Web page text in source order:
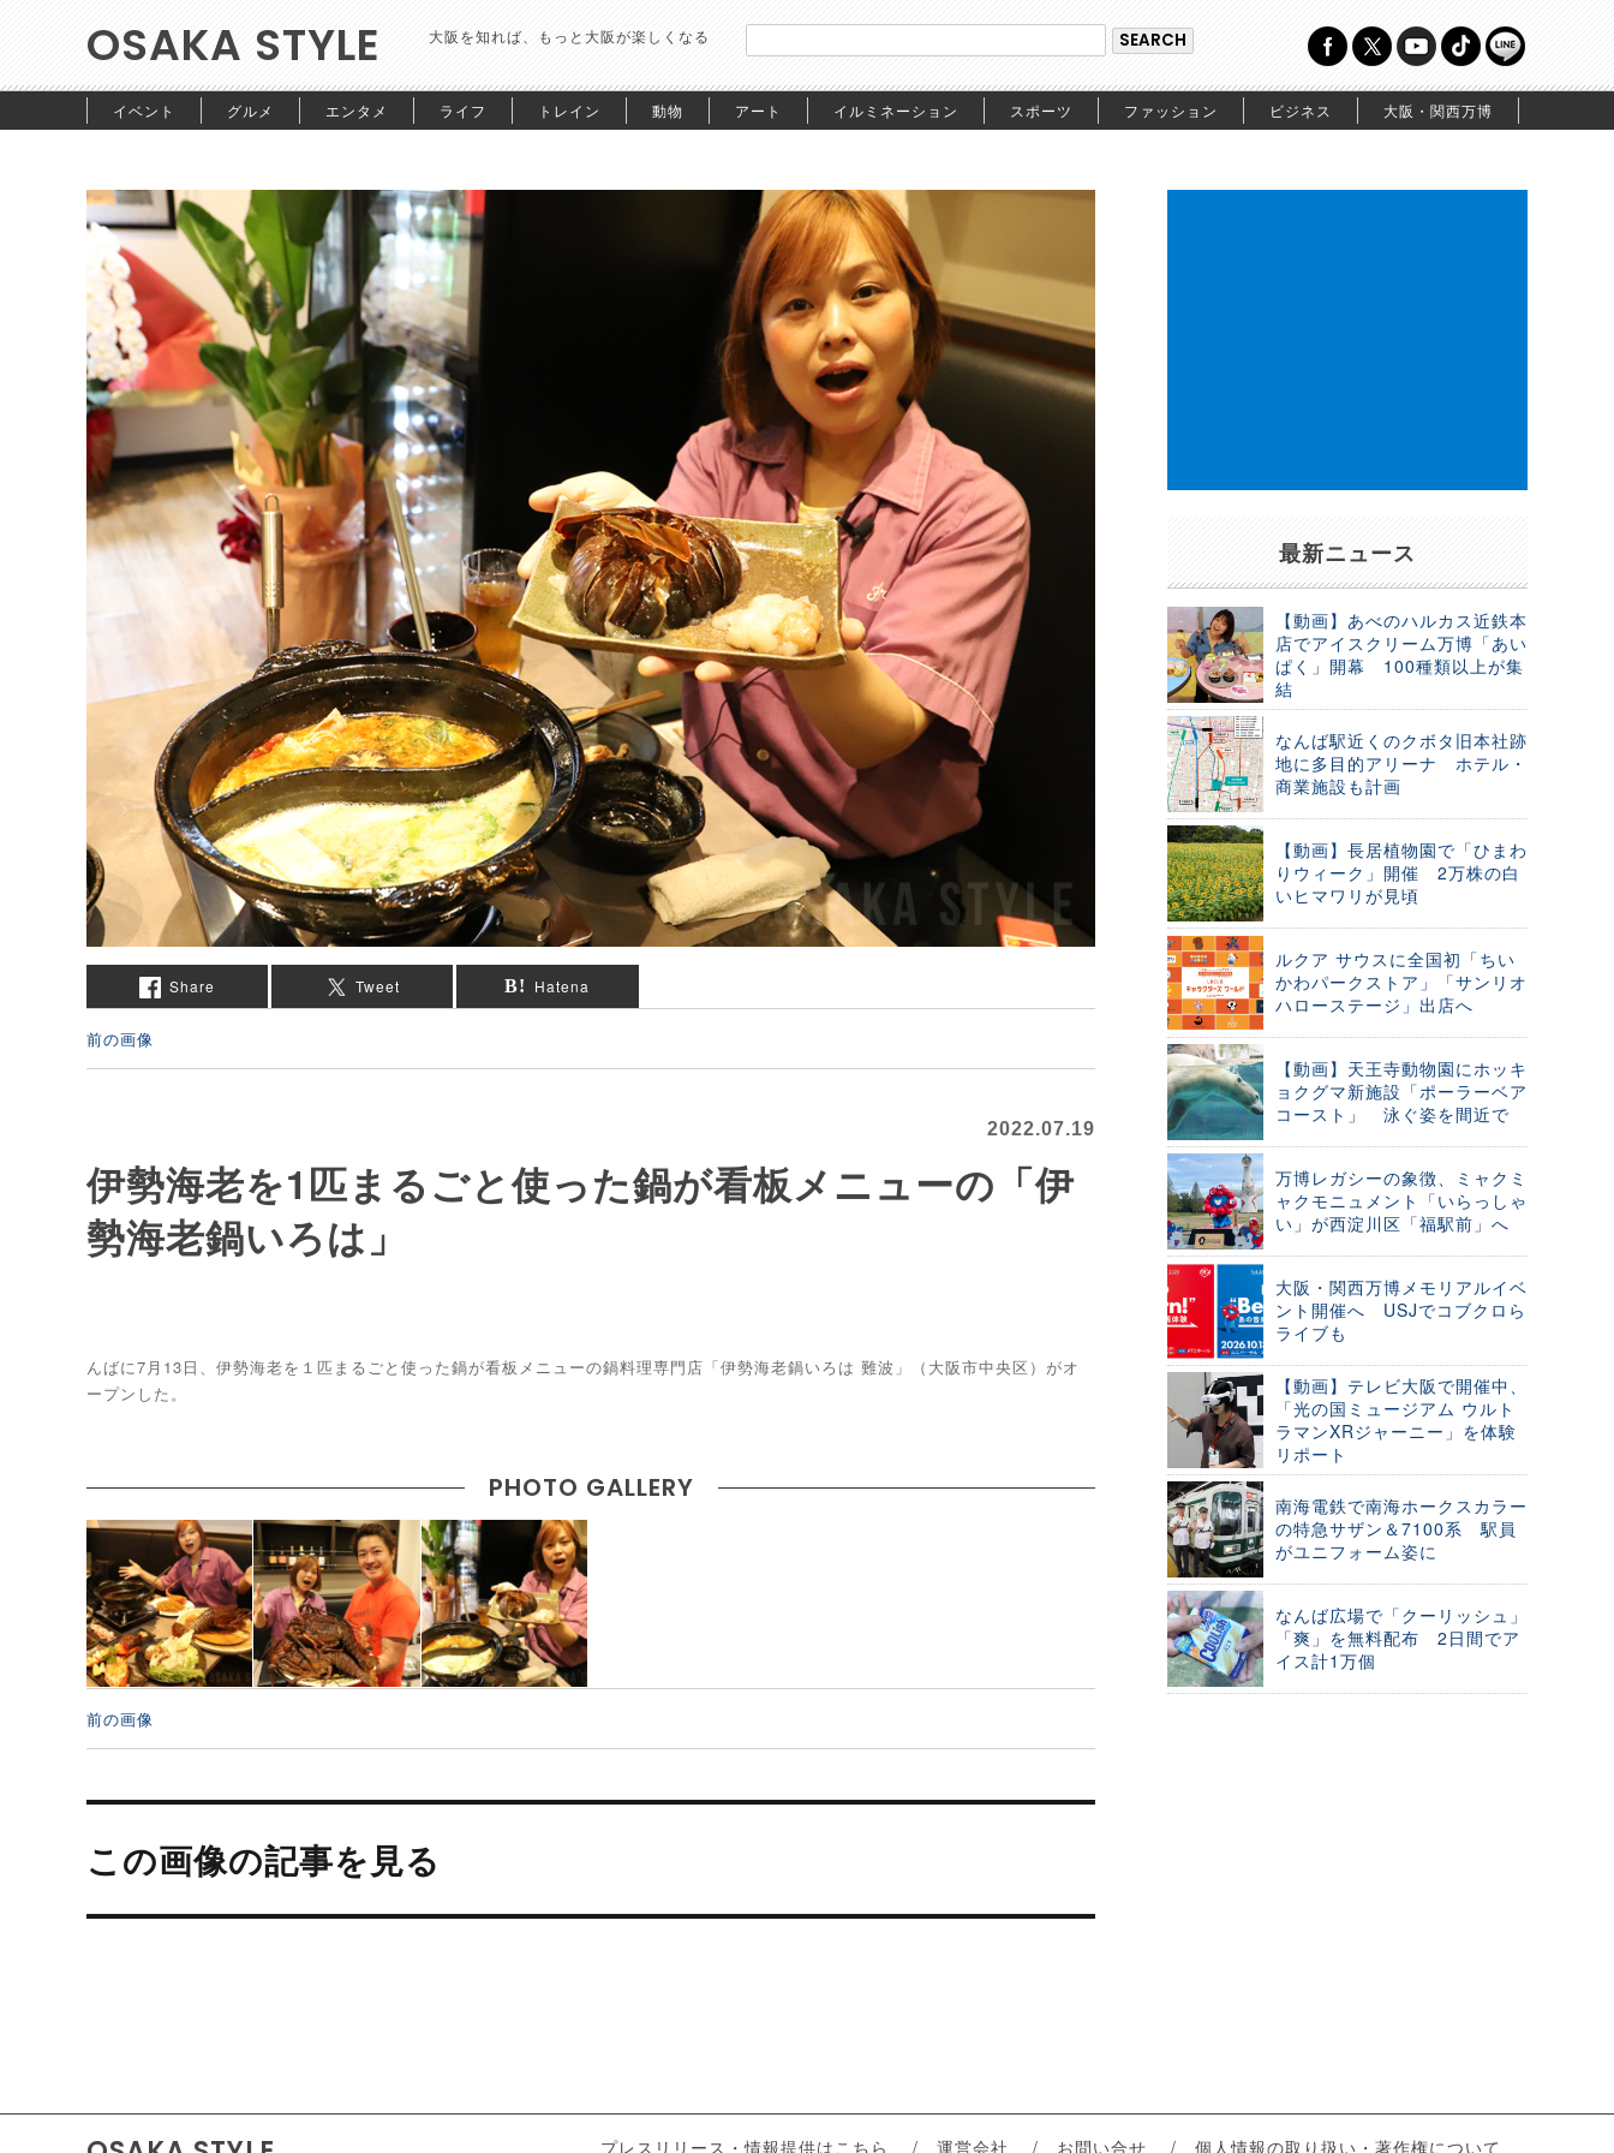
OSAKA STYLE 大阪を知れば、もっと大阪が楽しくなる
イベント グルメ エンタメ ライフ トレイン 動物 アート イルミネーション スポーツ ファッション ビジネス 大阪・関西万博
Share Tweet Hatena
前の画像
2022.07.19
伊勢海老を1匹まるごと使った鍋が看板メニューの「伊
勢海老鍋いろは」
んばに7月13日、伊勢海老を１匹まるごと使った鍋が看板メニューの鍋料理専門店「伊勢海老鍋いろは 難波」（大阪市中央区）がオ
ープンした。
PHOTO GALLERY
前の画像
投
ナ
ビ
ー
この画像の記事を見る
最新ニュース
【動画】あべのハルカス近鉄本
店でアイスクリーム万博「あい
ぱく」開幕 100種類以上が集
結
なんば駅近くのクボタ旧本社跡
地に多目的アリーナ ホテル・
商業施設も計画
【動画】長居植物園で「ひまわ
りウィーク」開催 2万株の白
いヒマワリが見頃
ルクア サウスに全国初「ちい
かわパークストア」「サンリオ
ハローステージ」出店へ
【動画】天王寺動物園にホッキ
ョクグマ新施設「ポーラーベア
コースト」 泳ぐ姿を間近で
万博レガシーの象徴、ミャクミ
ャクモニュメント「いらっしゃ
い」が西淀川区「福駅前」へ
大阪・関西万博メモリアルイベ
ント開催へ USJでコブクロら
ライブも
【動画】テレビ大阪で開催中、
「光の国ミュージアム ウルト
ラマンXRジャーニー」を体験
リポート
南海電鉄で南海ホークスカラー
の特急サザン＆7100系 駅員
がユニフォーム姿に
なんば広場で「クーリッシュ」
「爽」を無料配布 2日間でア
イス計1万個
プレスリリース・情報提供はこちら 運営会社 お問い合せ 個人情報の取り扱い・著作権について